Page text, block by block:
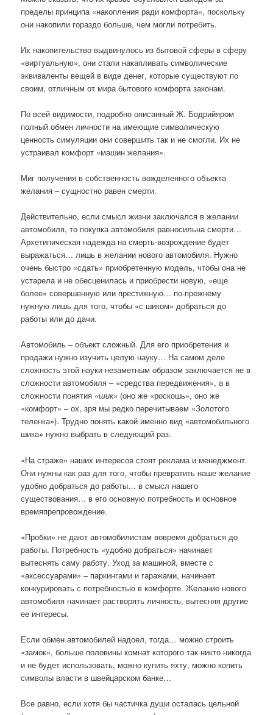
пределы принципа «накопления ради комфорта», поскольку
они накопили гораздо больше, чем могли потребить.
Их накопительство выдвинулось из бытовой сферы в сферу
«виртуальную», они стали накапливать символические
эквиваленты вещей в виде денег, которые существуют по
своим, отличным от мира бытового комфорта законам.
По всей видимости, подробно описанный Ж. Бодрийяром
полный обмен личности на имеющие символическую
ценность симуляции они совершить так и не смогли. Их не
устраивал комфорт «машин желания».
Миг получения в собственность вожделенного объекта
желания – сущностно равен смерти.
Действительно, если смысл жизни заключался в желании
автомобиля, то покупка автомобиля равносильна смерти…
Архетипическая надежда на смерть-возрождение будет
выражаться… лишь в желании нового автомобиля. Нужно
очень быстро «сдать» приобретенную модель, чтобы она не
устарела и не обесценилась и приобрести новую, «еще
более» совершенную или престижную… по-прежнему
нужную лишь для того, чтобы «с шиком» добраться до
работы или до дачи.
Автомобиль – объект сложный. Для его приобретения и
продажи нужно изучить целую науку… На самом деле
сложность этой науки незаметным образом заключается не в
сложности автомобиля – «средства передвижения», а в
сложности понятия «шик» (оно же «роскошь», оно же
«комфорт» – ох, зря мы редко перечитываем «Золотого
теленка»). Трудно понять какой именно вид «автомобильного
шика» нужно выбрать в следующий раз.
«На страже» наших интересов стоят реклама и менеджмент.
Они нужны как раз для того, чтобы превратить наше желание
удобно добраться до работы… в смысл нашего
существования… в его основную потребность и основное
времяпрепровождение.
«Пробки» не дают автомобилистам вовремя добраться до
работы. Потребность «удобно добраться» начинает
вытеснять саму работу. Уход за машиной, вместе с
«аксессуарами» – паркингами и гаражами, начинает
конкурировать с потребностью в комфорте. Желание нового
автомобиля начинает растворять личность, вытесняя другие
ее интересы.
Если обмен автомобилей надоел, тогда… можно строить
«замок», больше половины комнат которого так никто никогда
и не будет использовать, можно купить яхту, можно копить
символы власти в швейцарском банке…
Все равно, если хотя бы частичка души осталась цельной